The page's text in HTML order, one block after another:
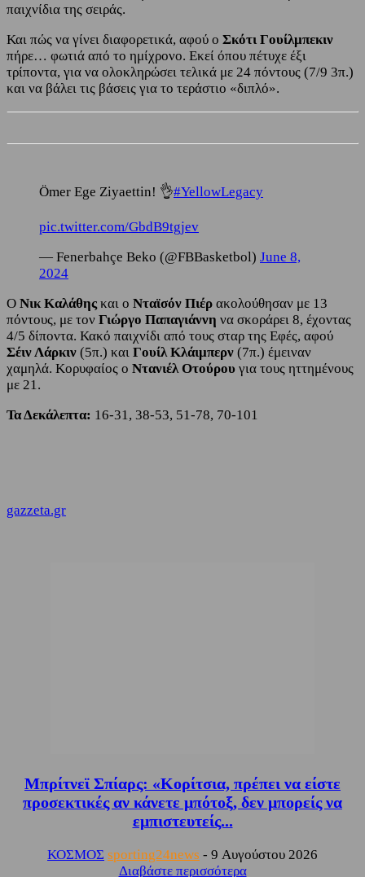
παιχνίδια της σειράς.
Και πώς να γίνει διαφορετικά, αφού ο Σκότι Γουίλμπεκιν
πήρε… φωτιά από το ημίχρονο. Εκεί όπου πέτυχε έξι
τρίποντα, για να ολοκληρώσει τελικά με 24 πόντους (7/9 3π.)
και να βάλει τις βάσεις για το τεράστιο «διπλό».
Ömer Ege Ziyaettin! 👌#YellowLegacy
pic.twitter.com/GbdB9tgjev
— Fenerbahçe Beko (@FBBasketbol) June 8,
2024
Ο Νικ Καλάθης και ο Νταϊσόν Πιέρ ακολούθησαν με 13
πόντους, με τον Γιώργο Παπαγιάννη να σκοράρει 8, έχοντας
4/5 δίποντα. Κακό παιχνίδι από τους σταρ της Εφές, αφού
Σέιν Λάρκιν (5π.) και Γουίλ Κλάιμπερν (7π.) έμειναν
χαμηλά. Κορυφαίος ο Ντανιέλ Οτούρου για τους ηττημένους
με 21.
Τα Δεκάλεπτα: 16-31, 38-53, 51-78, 70-101
gazzeta.gr
Μπρίτνεϊ Σπίαρς: «Κορίτσια, πρέπει να είστε
προσεκτικές αν κάνετε μπότοξ, δεν μπορείς να
εμπιστευτείς...
ΚΟΣΜΟΣ sporting24news - 9 Αυγούστου 2026
Διαβάστε περισσότερα